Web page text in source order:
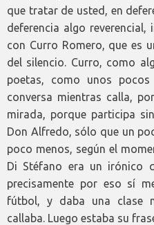
que tratar de usted, en
deferencia algo reverencial,
con Curro Romero, que es
del silencio. Curro, como
poetas, como unos
conversa mientras calla,
mirada, porque participa
Don Alfredo, sólo que un
poco menos, según el
Di Stéfano era un irónico
precisamente por eso sí
fútbol, y daba una clase
callaba. Luego estaba su